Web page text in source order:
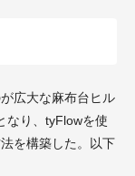
広大な麻布台ヒル
り、 tyFlowを使
を構築した。以下